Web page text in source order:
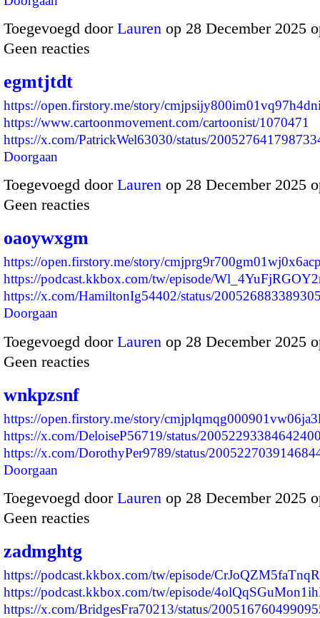
Toegevoegd door Lauren op 28 December 2025
Geen reacties
egmtjtdt
https://open.firstory.me/story/
https://www.cartoonmovement.com/cartoonist/1070471
https://x.com/PatrickWel63030/status/
Doorgaan
Toegevoegd door Lauren op 28 December 2025
Geen reacties
oaoywxgm
https://open.firstory.me/story/
https://podcast.kkbox.com/tw/episode/
https://x.com/HamiltonIg54402/status/
Doorgaan
Toegevoegd door Lauren op 28 December 2025
Geen reacties
wnkpzsnf
https://open.firstory.me/story/
https://x.com/DeloiseP56719/status/
https://x.com/DorothyPer9789/status/
Doorgaan
Toegevoegd door Lauren op 28 December 2025
Geen reacties
zadmghtg
https://podcast.kkbox.com/tw/episode/
https://podcast.kkbox.com/tw/episode/
https://x.com/BridgesFra70213/status/